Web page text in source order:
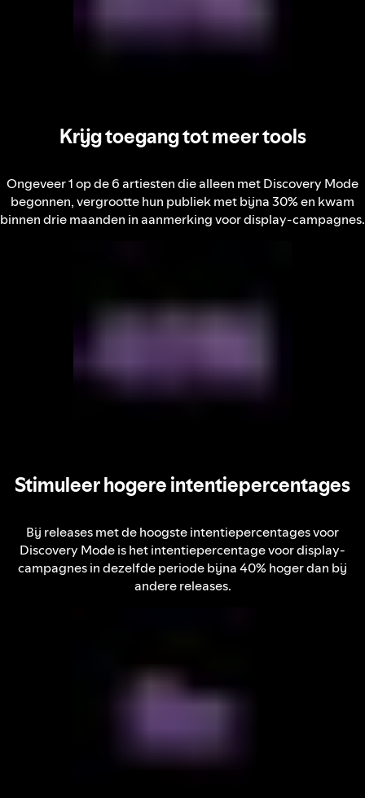
Krijg toegang tot meer tools
Ongeveer 1 op de 6 artiesten die alleen met Discovery Mode
begonnen, vergrootte hun publiek met bijna 30% en kwam
binnen drie maanden in aanmerking voor display-campagnes.
Stimuleer hogere intentiepercentages
Bij releases met de hoogste intentiepercentages voor
Discovery Mode is het intentiepercentage voor display-
campagnes in dezelfde periode bijna 40% hoger dan bij
andere releases.